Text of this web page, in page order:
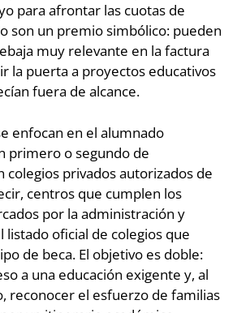
para afrontar las cuotas de
son un premio simbólico: pueden
muy relevante en la factura
la puerta a proyectos educativos
fuera de alcance.
enfocan en el alumnado
primero o segundo de
colegios privados autorizados de
centros que cumplen los
por la administración y
listado oficial de colegios que
de beca. El objetivo es doble:
a una educación exigente y, al
reconocer el esfuerzo de familias